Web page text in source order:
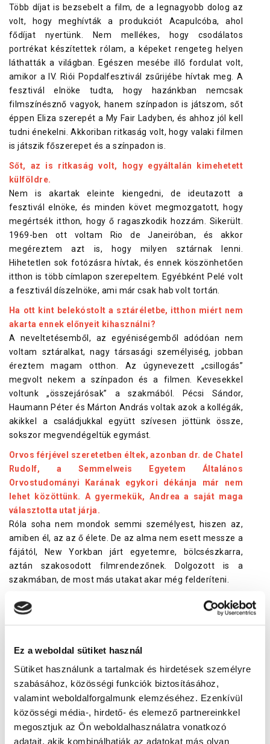
Ez a weboldal sütiket használ
Sütiket használunk a tartalmak és hirdetések személyre
szabásához, közösségi funkciók biztosításához,
valamint weboldalforgalmunk elemzéséhez. Ezenkívül
közösségi média-, hirdető- és elemező partnereinkkel
megosztjuk az Ön weboldalhasználatra vonatkozó
adatait, akik kombinálhatják az adatokat más olyan
Több díjat is bezsebelt a film, de a legnagyobb dolog az
volt, hogy meghívták a produkciót Acapulcóba, ahol
fődíjat nyertünk. Nem mellékes, hogy csodálatos
portrékat készítettek rólam, a képeket rengeteg helyen
láthatták a világban. Egészen mesébe illő fordulat volt,
amikor a IV. Riói Popdalfesztivál zsűrijébe hívtak meg. A
fesztivál elnöke tudta, hogy hazánkban nemcsak
filmszínésznő vagyok, hanem színpadon is játszom, sőt
éppen Eliza szerepét a My Fair Ladyben, és ahhoz jól kell
tudni énekelni. Akkoriban ritkaság volt, hogy valaki filmen
is játszik főszerepet és a színpadon is.
Sőt, az is ritkaság volt, hogy egyáltalán kimehetett
külföldre.
Nem is akartak eleinte kiengedni, de ideutazott a
fesztivál elnöke, és minden követ megmozgatott, hogy
megértsék itthon, hogy ő ragaszkodik hozzám. Sikerült.
1969-ben ott voltam Rio de Janeiróban, és akkor
megéreztem azt is, hogy milyen sztárnak lenni.
Hihetetlen sok fotózásra hívtak, és ennek köszönhetően
itthon is több címlapon szerepeltem. Egyébként Pelé volt
a fesztivál díszelnöke, ami már csak hab volt tortán.
Ha ott kint belekóstolt a sztáréletbe, itthon miért nem
akarta ennek előnyeit kihasználni?
A neveltetésemből, az egyéniségemből adódóan nem
voltam sztáralkat, nagy társasági személyiség, jobban
éreztem magam otthon. Az úgynevezett „csillogás”
megvolt nekem a színpadon és a filmen. Kevesekkel
voltunk „összejárósak” a szakmából. Pécsi Sándor,
Haumann Péter és Márton András voltak azok a kollégák,
akikkel a családjukkal együtt szívesen jöttünk össze,
sokszor megvendégeltük egymást.
Orvos férjével szeretetben éltek, azonban dr. de Chatel
Rudolf, a Semmelweis Egyetem Általános
Orvostudományi Karának egykori dékánja már nem
lehet közöttünk. A gyermekük, Andrea a saját maga
választotta utat járja.
Róla soha nem mondok semmi személyest, hiszen az,
amiben él, az az ő élete. De az alma nem esett messze a
fájától, New Yorkban járt egyetemre, bölcsészkarra,
aztán szakosodott filmrendezőnek. Dolgozott is a
szakmában, de most más utakat akar még felderíteni.
Az évtizedek alatt olyan sok minden élmény érhette,
mi az, ami különös volt?
A covid miatti világjárvány nekem is, mint mindenkinek,
lezárás előtt, emlékszem, még próbáltunk, játszottunk és
nem hittük, hogy kiforoghat alólunk a színpad. Olyan sok
mindent átéltem életemben, velem haladt a történelem,
erre már nem számítottam. Ma is szorongok, ha
visszaemlékszem arra az időszakra. Ugyanakkor, amikor
végre „nagy levegőt” vettünk, valamiféle újrakezdés, egy
új korszak kezdetét érzetük, nagyszerű volt újra játszani.